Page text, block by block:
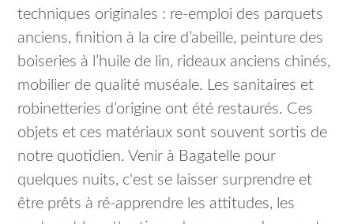
techniques originales : re-emploi des parquets
anciens, finition à la cire d’abeille, peinture des
boiseries à l’huile de lin, rideaux anciens chinés,
mobilier de qualité muséale. Les sanitaires et
robinetteries d’origine ont été restaurés. Ces
objets et ces matériaux sont souvent sortis de
notre quotidien. Venir à Bagatelle pour
quelques nuits, c'est se laisser surprendre et
être prêts à ré-apprendre les attitudes, les